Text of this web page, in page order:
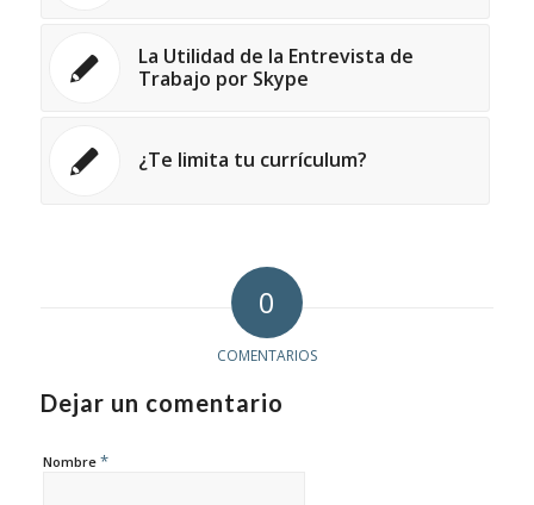
La Utilidad de la Entrevista de
Trabajo por Skype
¿Te limita tu currículum?
0
COMENTARIOS
Dejar un comentario
Nombre *